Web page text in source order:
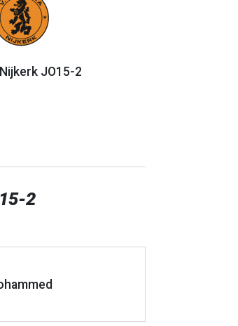
JO15-2
2